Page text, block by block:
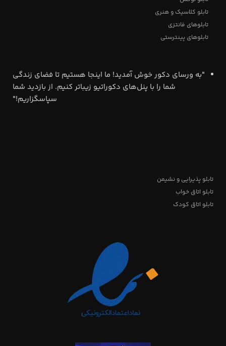
تابلو کلاسیک و هنری
تابلوهای فانتزی
تابلوهای پینترستی
"به ورسای دکور خوش آمدید! ما اینجا هستیم تا فضای زندگی
شما را با پنل‌های دکوراتیو زیباتر کنیم. از بازدید شما
سپاسگزاریم!"
تابلو پذیرایی و نشیمن
تابلو اتاق خواب
تابلو اتاق کودک